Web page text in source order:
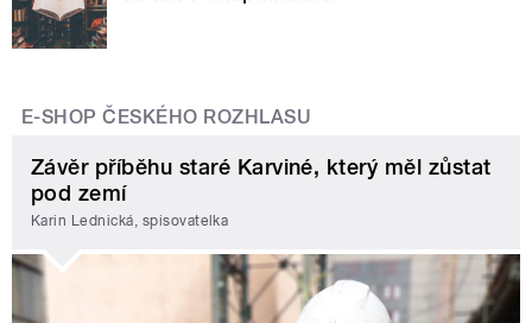
E-SHOP ČESKÉHO ROZHLASU
Závěr příběhu staré Karviné, který měl zůstat
pod zemí
Karin Lednická, spisovatelka